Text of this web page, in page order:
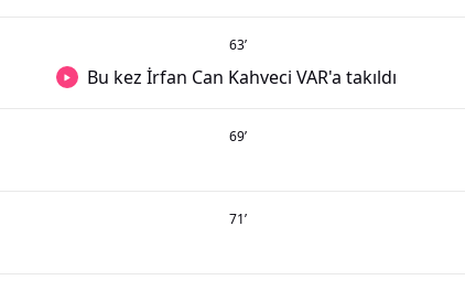
63’
Bu kez İrfan Can Kahveci VAR'a takıldı
69’
71’